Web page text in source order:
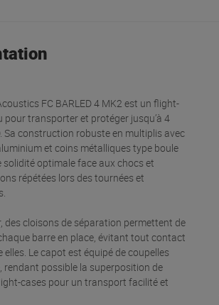
FC BARLED 4 MK2 est un flight-
pour transporter et protéger jusqu’à 4
Sa construction robuste en multiplis avec
et coins métalliques type boule
solidité optimale face aux chocs et
répétées lors des tournées et
des cloisons de séparation permettent de
barre en place, évitant tout contact
elles. Le capot est équipé de coupelles
rendant possible la superposition de
cases pour un transport facilité et